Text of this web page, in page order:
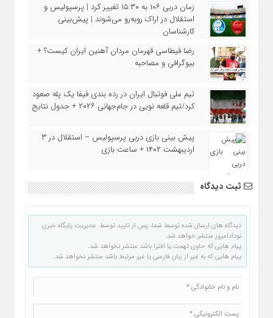
زمان دربی ۱۰۶ به ۱۵:۳۰ تغییر کرد | پرسپولیس و
استقلال در اراک روبه‌رو می‌شوند | پیش‌بینی
کارشناسان
رضا قیطاسی قهرمان مردان آهنین ایران کیست؟ +
بیوگرافی و مصاحبه
تیم ملی فوتبال ایران در رده بندی فیفا یک پله صعود
کرد/تیم قلعه نویی در جام‌جهانی ۲۰۲۶ + جدول نتایج
پیش بینی بازی دربی پرسپولیس – استقلال در ۳
اردیبهشت ۱۴۰۲ + ساعت بازی
ثبت دیدگاه
دیدگاه های ارسال شده توسط شما، پس از تایید توسط مدیریت پایگاه خبری
نودادامروز منتشر خواهد شد.
پیام هایی که حاوی تهمت یا افترا باشد منتشر نخواهد شد.
پیام هایی که به غیر از زبان فارسی یا غیر مرتبط باشد منتشر نخواهد شد.